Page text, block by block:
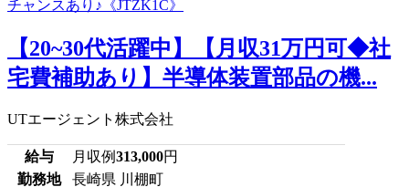
【20~30代活躍中】【月収31万円可◆社
宅費補助あり】半導体装置部品の機...
UTエージェント株式会社
給与 月収例313,000円
勤務地
長崎県 川棚町